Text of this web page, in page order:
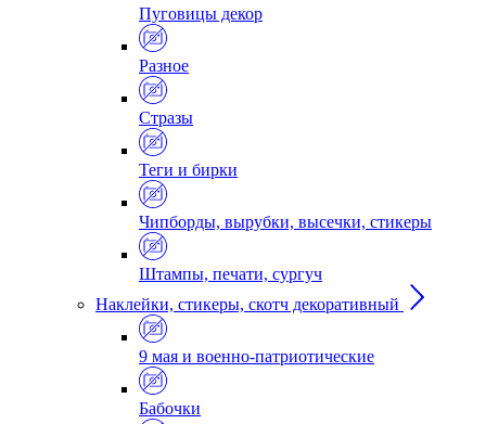
Пуговицы декор
Разное
Стразы
Теги и бирки
Чипборды, вырубки, высечки, стикеры
Штампы, печати, сургуч
Наклейки, стикеры, скотч декоративный
9 мая и военно-патриотические
Бабочки